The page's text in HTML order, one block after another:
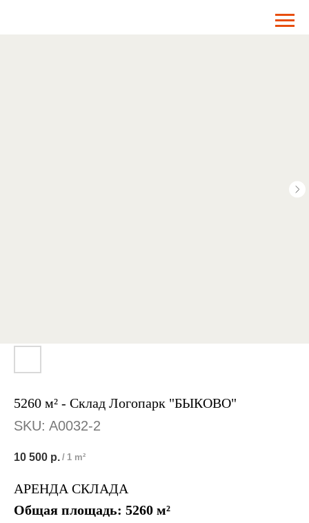
5260 м² - Склад Логопарк "БЫКОВО"
SKU: A0032-2
10 500 р. / 1 m²
АРЕНДА СКЛАДА
Общая площадь: 5260 м²